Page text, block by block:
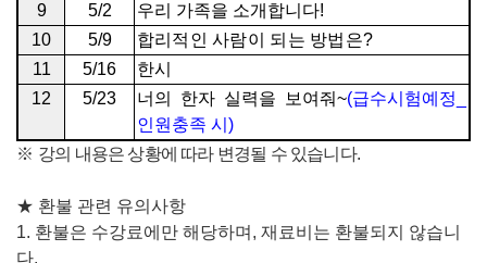
9
5/2 우리 가족을 소개합니다!
10
5/9 합리적인 사람이 되는 방법은?
11
5/16
한시
12
5/23 너의 한자 실력을 보여줘~(급수시험예정
인원충족 시 )
※ 강의 내용은 상황에 따라 변경될 수 있습니다.
★ 환불 관련 유의사항
1. 환불은 수강료에만 해당하며 , 재료비는 환불되지 않습니
다.